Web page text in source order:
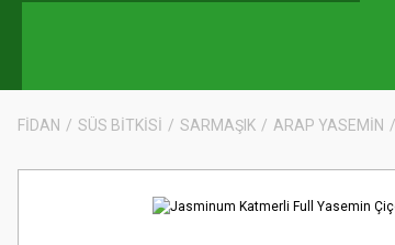
FİDAN SÜS BİTKİSİ SARMAŞIK ARAP YASEMİN